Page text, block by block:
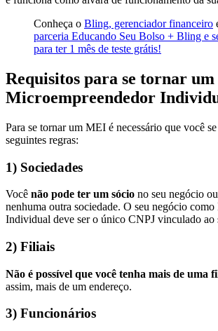
Conheça o Bling, gerenciador financeiro
parceria Educando Seu Bolso + Bling e
para ter 1 mês de teste grátis!
Requisitos para se tornar um
Microempreendedor
Para se tornar um MEI é necessário que você
seguintes regras:
1) Sociedades
Você não pode ter um sócio no seu negócio
nenhuma outra sociedade. O seu negócio
Individual deve ser o único CNPJ vinculado ao
2) Filiais
Não é possível que você tenha mais de uma
assim, mais de um endereço.
3) Funcionários